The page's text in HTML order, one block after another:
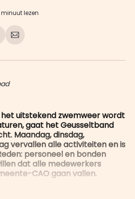
minuut lezen
Deel
E-
uitstekend zwemweer wordt
gaat het Geusseltband
Maandag, dinsdag,
vervallen alle activiteiten en is
personeel en bonden
dat alle medewerkers
CAO gaan vallen.